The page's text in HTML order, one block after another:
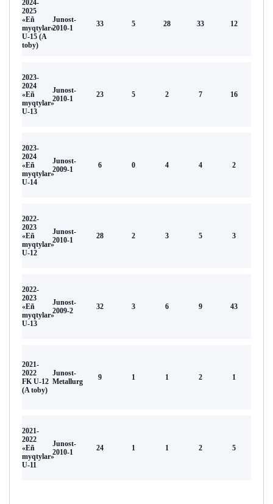
2024-
2025
«Eñ
myqtylar»
U-15 (A
toby)
Junost-
2010-1
33 5 28 33 12
2023-
2024
«Eñ
myqtylar»
U-13
Junost-
2010-1
23 5 2 7 16
2023-
2024
«Eñ
myqtylar»
U-14
Junost-
2009-1
6 0 4 4 2
2022-
2023
«Eñ
myqtylar»
U-12
Junost-
2010-1
28 2 3 5 3
2022-
2023
«Eñ
myqtylar»
U-13
Junost-
2009-2
32 3 6 9 43
2021-
2022
FK U-12
(A toby)
Junost-
Metallurg
9 1 1 2 1
2021-
2022
«Eñ
myqtylar»
U-11
Junost-
2010-1
24 1 1 2 5